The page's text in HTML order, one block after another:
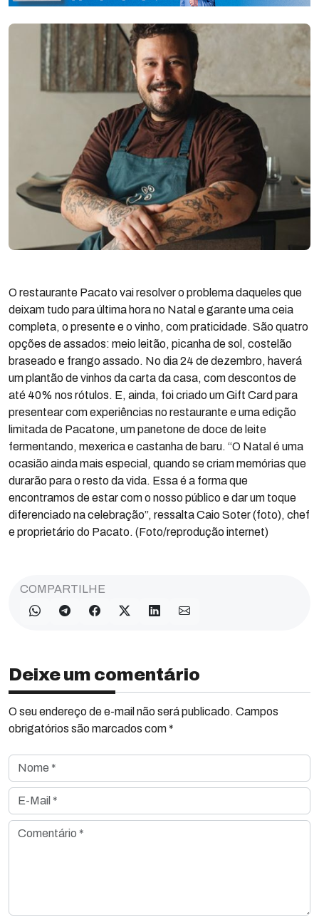
O restaurante Pacato vai resolver o problema daqueles que
deixam tudo para última hora no Natal e garante uma ceia
completa, o presente e o vinho, com praticidade. São quatro
opções de assados: meio leitão, picanha de sol, costelão
braseado e frango assado. No dia 24 de dezembro, haverá
um plantão de vinhos da carta da casa, com descontos de
até 40% nos rótulos. E, ainda, foi criado um Gift Card para
presentear com experiências no restaurante e uma edição
limitada de Pacatone, um panetone de doce de leite
fermentando, mexerica e castanha de baru. “O Natal é uma
ocasião ainda mais especial, quando se criam memórias que
durarão para o resto da vida. Essa é a forma que
encontramos de estar com o nosso público e dar um toque
diferenciado na celebração”, ressalta Caio Soter (foto), chef
e proprietário do Pacato. (Foto/reprodução internet)
COMPARTILHE
Deixe um comentário
O seu endereço de e-mail não será publicado. Campos
obrigatórios são marcados com *
Nome *
E-Mail *
Comentário *